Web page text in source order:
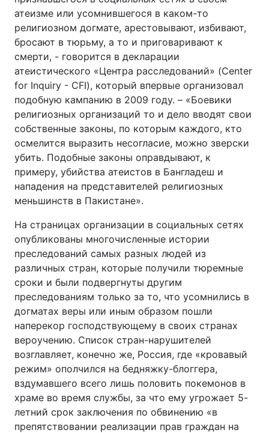
Здоров'я Туризм
Цікавинки Погода
Екологія Регіони
Лонгріди
Відео з Youtube Статті
Інтерв'ю Думки
Архів Вакансії
Контакти
Послуги
Тема оформлення
атеизме или усомнившегося в каком-то
религиозном догмате, арестовывают, избивают,
бросают в тюрьму, а то и приговаривают к
смерти, - говорится в декларации
атеистического «Центра расследований» (Center
for Inquiry - CFI), который впервые организовал
подобную кампанию в 2009 году. – «Боевики
религиозных организаций то и дело вводят свои
собственные законы, по которым каждого, кто
осмелится выразить несогласие, можно зверски
убить. Подобные законы оправдывают, к
примеру, убийства атеистов в Бангладеш и
нападения на представителей религиозных
меньшинств в Пакистане».
На страницах организации в социальных сетях
опубликованы многочисленные истории
преследований самых разных людей из
различных стран, которые получили тюремные
сроки и были подвергнуты другим
преследованиям только за то, что усомнились в
догматах веры или иным образом пошли
наперекор господствующему в своих странах
вероучению. Список стран-нарушителей
возглавляет, конечно же, Россия, где «кровавый
режим» ополчился на бедняжку-блоггера,
вздумавшего всего лишь половить покемонов в
храме во время службы, за что ему угрожает 5-
летний срок заключения по обвинению «в
препятствовании реализации прав граждан на